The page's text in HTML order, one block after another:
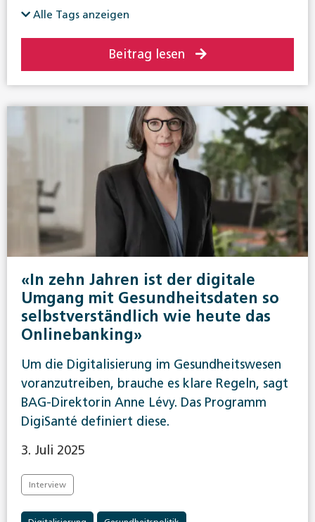
Alle Tags anzeigen
Beitrag lesen
«In zehn Jahren ist der digitale
Umgang mit Gesundheitsdaten so
selbstverständlich wie heute das
Onlinebanking»
Um die Digitalisierung im Gesundheitswesen
voranzutreiben, brauche es klare Regeln, sagt
BAG-Direktorin Anne Lévy. Das Programm
DigiSanté definiert diese.
3. Juli 2025
Interview